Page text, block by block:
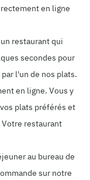
en ligne
restaurant qui
secondes pour
l'un de nos plats.
en ligne. Vous y
plats préférés et
restaurant
au bureau de
sur notre